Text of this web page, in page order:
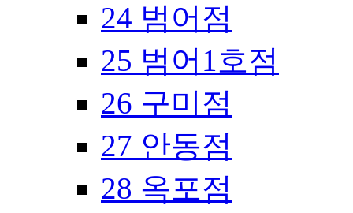
24 범어점
25 범어1호점
26 구미점
27 안동점
28 옥포점